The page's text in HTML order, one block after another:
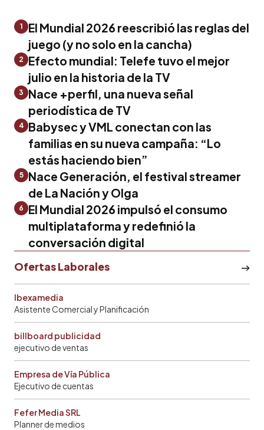
1
El Mundial 2026 reescribió las reglas del
juego (y no solo en la cancha)
2
Efecto mundial: Telefe tuvo el mejor
julio en la historia de la TV
3
Nace +perfil, una nueva señal
periodística de TV
4 Babysec y VML conectan con las
familias en su nueva campaña: “Lo
estás haciendo bien”
5
Nace Generación, el festival streamer
de La Nación y Olga
6
El Mundial 2026 impulsó el consumo
multiplataforma y redefinió la
conversación digital
Ofertas Laborales
Ibexamedia
Asistente Comercial y Planificación
billboard publicidad
ejecutivo de ventas
Empresa de Vía Pública
Ejecutivo de cuentas
Fefer Media SRL
Planner de medios